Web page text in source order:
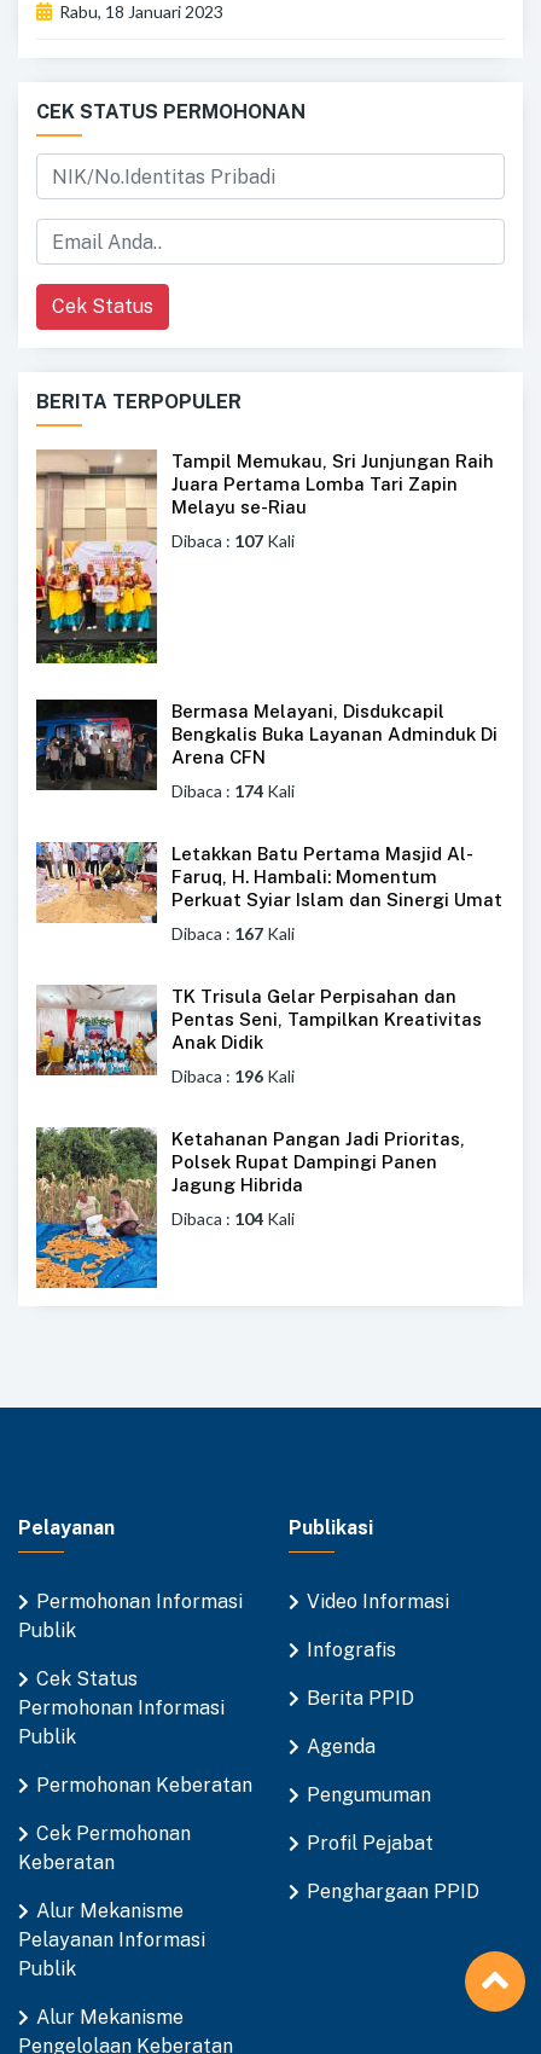
Rabu, 18 Januari 2023
CEK STATUS PERMOHONAN
Cek Status
BERITA TERPOPULER
Tampil Memukau, Sri Junjungan Raih
Juara Pertama Lomba Tari Zapin
Melayu se-Riau
Dibaca : 107 Kali
Bermasa Melayani, Disdukcapil
Bengkalis Buka Layanan Adminduk Di
Arena CFN
Dibaca : 174 Kali
Letakkan Batu Pertama Masjid Al-
Faruq, H. Hambali: Momentum
Perkuat Syiar Islam dan Sinergi Umat
Dibaca : 167 Kali
TK Trisula Gelar Perpisahan dan
Pentas Seni, Tampilkan Kreativitas
Anak Didik
Dibaca : 196 Kali
Ketahanan Pangan Jadi Prioritas,
Polsek Rupat Dampingi Panen
Jagung Hibrida
Dibaca : 104 Kali
Pelayanan
Permohonan Informasi
Publik
Cek Status
Permohonan Informasi
Publik
Permohonan Keberatan
Cek Permohonan
Keberatan
Alur Mekanisme
Pelayanan Informasi
Publik
Alur Mekanisme
Pengelolaan Keberatan
Publikasi
Video Informasi
Infografis
Berita PPID
Agenda
Pengumuman
Profil Pejabat
Penghargaan PPID